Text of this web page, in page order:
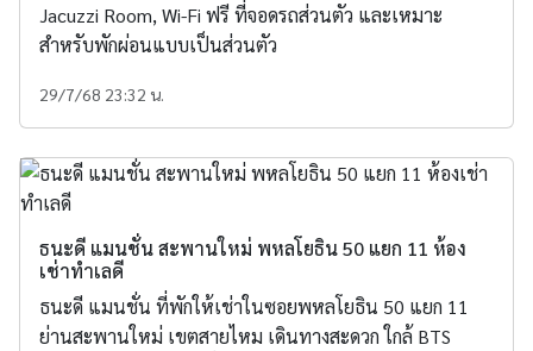
Jacuzzi Room, Wi-Fi ฟรี ที่จอดรถส่วนตัว และเหมาะ
สำหรับพักผ่อนแบบเป็นส่วนตัว
29/7/68 23:32 น.
ธนะดี แมนชั่น สะพานใหม่ พหลโยธิน 50 แยก 11 ห้อง
เช่าทำเลดี
ธนะดี แมนชั่น ที่พักให้เช่าในซอยพหลโยธิน 50 แยก 11
ย่านสะพานใหม่ เขตสายไหม เดินทางสะดวก ใกล้ BTS